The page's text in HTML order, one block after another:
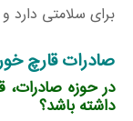
برای سلامتی دارد
صادرات قارچ
در حوزه صادرات،
داشته باشد؟